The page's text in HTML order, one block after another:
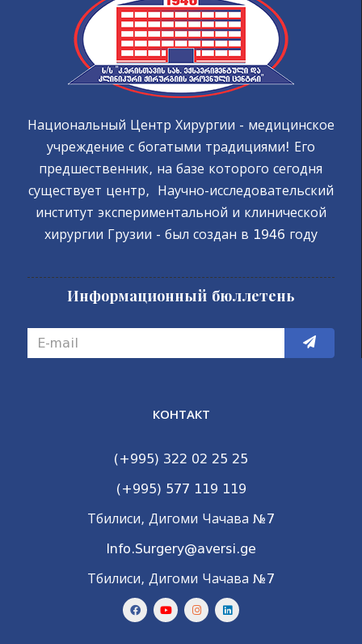
Национальный Центр Хирургии - медицинское
учреждение с богатыми традициями! Его
предшественник, на базе которого сегодня
существует центр, Научно-исследовательский
институт экспериментальной и клинической
хирургии Грузии - был создан в 1946 году
Информационный бюллетень
КОНТАКТ
(+995) 322 02 25 25
(+995) 577 119 119
Тбилиси, Дигоми Чачава №7
Info.Surgery@aversi.ge
Тбилиси, Дигоми Чачава №7